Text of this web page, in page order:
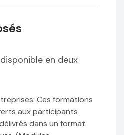
en deux
: Ces formations
aux participants
dans un format